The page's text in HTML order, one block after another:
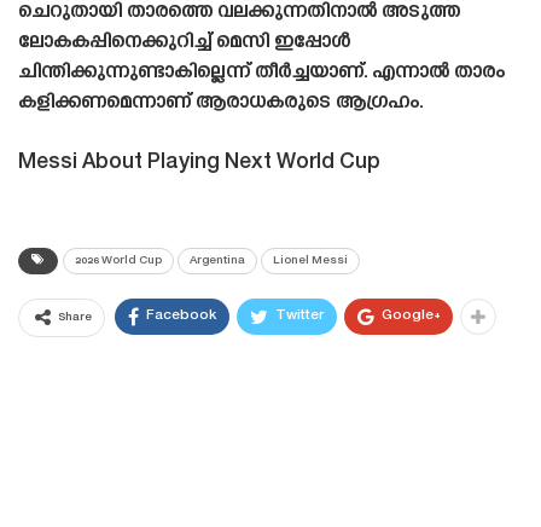
ചെറുതായി താരത്തെ വലക്കുന്നതിനാൽ അടുത്ത
ലോകകപ്പിനെക്കുറിച്ച് മെസി ഇപ്പോൾ
ചിന്തിക്കുന്നുണ്ടാകില്ലെന്ന് തീർച്ചയാണ്. എന്നാൽ താരം
കളിക്കണമെന്നാണ് ആരാധകരുടെ ആഗ്രഹം.
Messi About Playing Next World Cup
2026 World Cup Argentina Lionel Messi
Share Facebook Twitter Google+